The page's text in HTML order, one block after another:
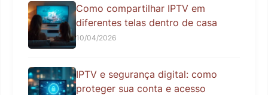
Como compartilhar IPTV em
diferentes telas dentro de casa
10/04/2026
IPTV e segurança digital: como
proteger sua conta e acesso